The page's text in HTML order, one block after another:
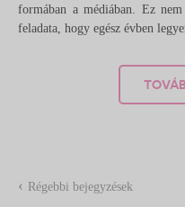
formában a médiában. Ez
feladata, hogy egész évben
‹ Régebbi bejegyzések